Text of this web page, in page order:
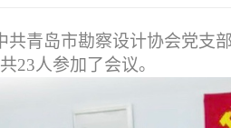
共青岛市勘察设计协会党支
23人参加了会议。